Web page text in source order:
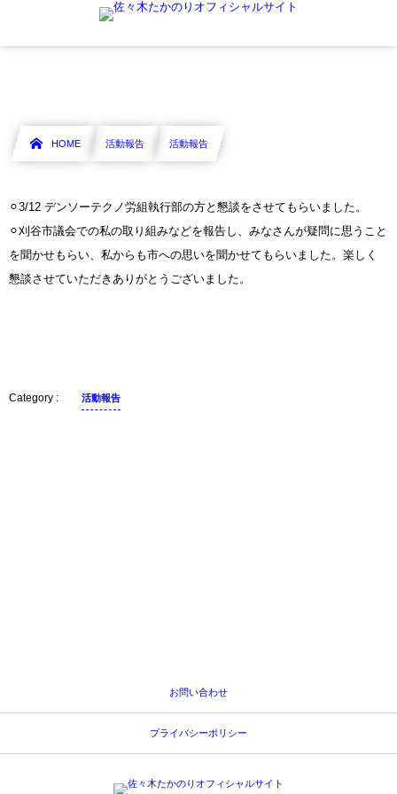
HOME 活動報告 活動報告
⚪︎3/12 デンソーテクノ労組執行部の方と懇談をさせてもらいました。
⚪︎刈谷市議会での私の取り組みなどを報告し、みなさんが疑問に思うこと
を聞かせもらい、私からも市への思いを聞かせてもらいました。楽しく
懇談させていただきありがとうございました。
活動報告
お問い合わせ
プライバシーポリシー